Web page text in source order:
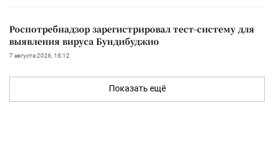
Роспотребнадзор зарегистрировал тест-систему для
выявления вируса Бундибуджио
7 августа 2026, 18:12
Показать ещё